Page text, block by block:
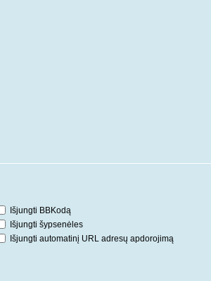
Išjungti BBKodą
Išjungti šypsenėles
Išjungti automatinį URL adresų apdorojimą